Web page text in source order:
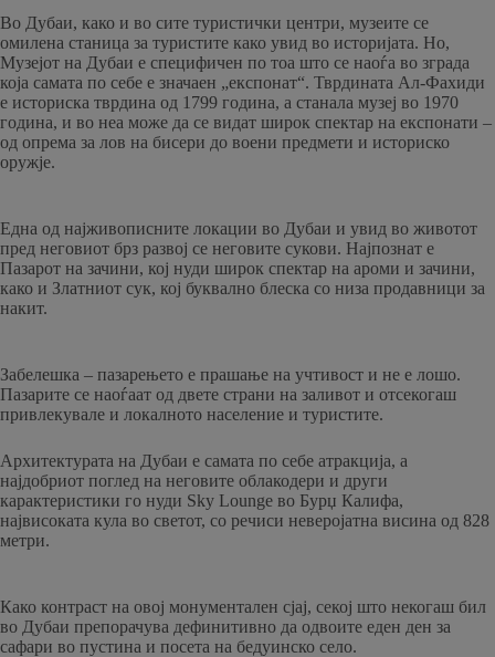
Во Дубаи, како и во сите туристички центри, музеите се
омилена станица за туристите како увид во историјата. Но,
Музејот на Дубаи е специфичен по тоа што се наоѓа во зграда
која самата по себе е значаен „експонат“. Тврдината Ал-Фахиди
е историска тврдина од 1799 година, а станала музеј во 1970
година, и во неа може да се видат широк спектар на експонати –
од опрема за лов на бисери до воени предмети и историско
оружје.
Една од најживописните локации во Дубаи и увид во животот
пред неговиот брз развој се неговите сукови. Најпознат е
Пазарот на зачини, кој нуди широк спектар на ароми и зачини,
како и Златниот сук, кој буквално блеска со низа продавници за
накит.
Забелешка – пазарењето е прашање на учтивост и не е лошо.
Пазарите се наоѓаат од двете страни на заливот и отсекогаш
привлекувале и локалното население и туристите.
Архитектурата на Дубаи е самата по себе атракција, а
најдобриот поглед на неговите облакодери и други
карактеристики го нуди Sky Lounge во Бурџ Калифа,
највисоката кула во светот, со речиси неверојатна висина од 828
метри.
Како контраст на овој монументален сјај, секој што некогаш бил
во Дубаи препорачува дефинитивно да одвоите еден ден за
сафари во пустина и посета на бедуинско село.